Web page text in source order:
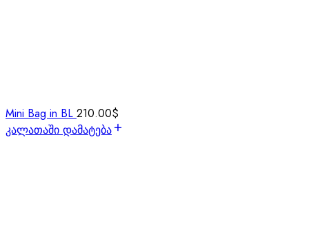
Mini Bag in BL 210.00$
კალათაში დამატება